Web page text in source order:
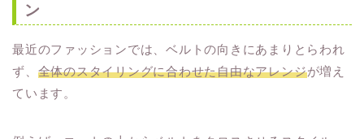
ン
最近のファッションでは、ベルトの向きにあまりとらわれ
ず、 全体のスタイリングに合わせた自由なアレンジが増え
ています。